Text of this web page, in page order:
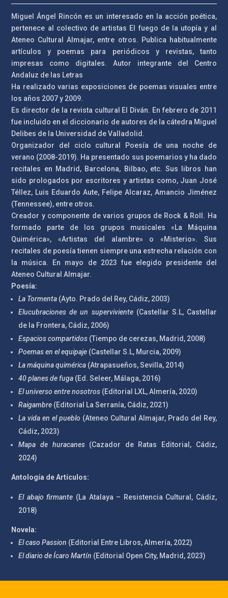
Miguel Ángel Rincón es un interesado en la acción poética,
pertenece al colectivo de artistas El fuego de la utopía y al
Ateneo Cultural Almajar, entre otros. Publica habitualmente
artículos y poemas para periódicos y revistas, tanto
impresas como digitales. Autor integrante del Centro
Andaluz de las Letras
Ha realizado varias exposiciones de poemas visuales entre
los años 2007 y 2009.
Es director de la revista cultural El Diván. En febrero de 2011
fue incluido en el diccionario de autores de la cátedra Miguel
Delibes de la Universidad de Valladolid.
Organizador del ciclo cultural Poesía de una noche de
verano (2008-2019). Ha presentado sus poemarios y ha dado
recitales en Madrid, Barcelona, Bilbao, etc. Sus libros han
sido prologados por escritores y artistas como, Juan José
Téllez, Luis Eduardo Aute, Felipe Alcaraz, Amancio Jiménez
(Tennessee), entre otros.
Creador y componente de varios grupos de Rock & Roll. Ha
formado parte de los grupos musicales «La Máquina
Quimérica», «Artistas del alambre» o «Misterio». Sus
recitales de poesía tienen siempre una estrecha relación con
la música. En mayo de 2023 fue elegido presidente del
Ateneo Cultural Almajar.
Poesía:
La Tormenta (Ayto. Prado del Rey, Cádiz, 2003)
Elucubraciones de un superviviente(Castellar S.L, Castellar
de la Frontera, Cádiz, 2006)
Espacios compartidos (Tiempo de cerezas, Madrid, 2008)
Poemas en el equipaje (Castellar S.L, Murcia, 2009)
La máquina quimérica (Atrapasueños, Sevilla, 2014)
40 planes de fuga (Ed. Seleer, Málaga, 2016)
El universo entre nosotros (Editorial LXL, Almería, 2020)
Raigambre (Editorial La Serranía, Cádiz, 2021)
La vida en el pueblo (Ateneo Cultural Almajar, Prado del Rey,
Cádiz, 2023)
Mapa de huracanes(Cazador de Ratas Editorial, Cádiz,
2024)
Antología de Artículos:
El abajo firmante (La Atalaya – Resistencia Cultural, Cádiz,
2018)
Novela:
El caso Passion (Editorial Entre Libros, Almería, 2022)
El diario de Ícaro Martín (Editorial Open City, Madrid, 2023)